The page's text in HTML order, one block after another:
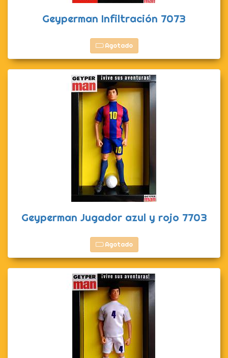
Geyperman Infiltración 7073
Agotado
Geyperman Jugador azul y rojo 7703
Agotado